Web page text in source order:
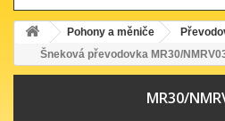
Pohony a měniče
Šneková převodovka MR30/
MR30/